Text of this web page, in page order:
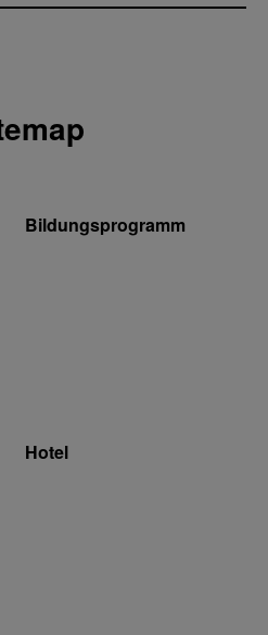
Bildungsprogramm
Hotel